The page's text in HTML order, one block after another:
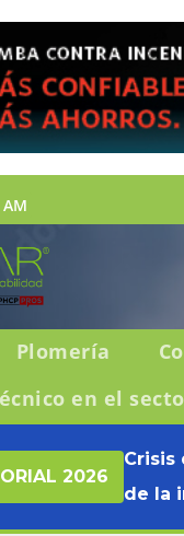
Plomería
en el
2026
Crisis
de la